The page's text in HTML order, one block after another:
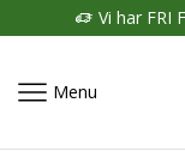
Vi har FRI
Menu